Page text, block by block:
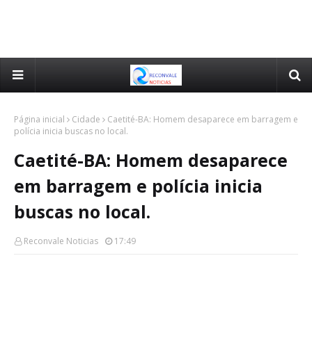
Página inicial Cidade
Caetité-BA: Homem desaparece em barragem e
polícia inicia buscas no local.
Caetité-BA: Homem desaparece
em barragem e polícia inicia
buscas no local.
Reconvale Noticias 17:49